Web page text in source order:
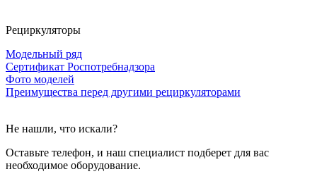
Рециркуляторы
Модельный ряд
Сертификат Роспотребнадзора
Фото моделей
Преимущества перед другими рециркуляторами
Не нашли, что искали?
Оставьте телефон, и наш специалист подберет для вас
необходимое оборудование.